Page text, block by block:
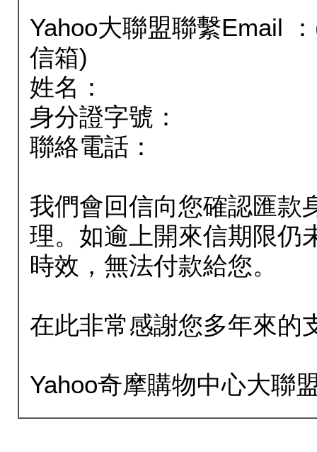
Yahoo大聯盟聯繫Email
信箱)
姓名：
身分證字號：
聯絡電話：
我們會回信向您確認匯款
理。如逾上開來信期限仍
時效，無法付款給您。
在此非常感謝您多年來的
Yahoo奇摩購物中心大